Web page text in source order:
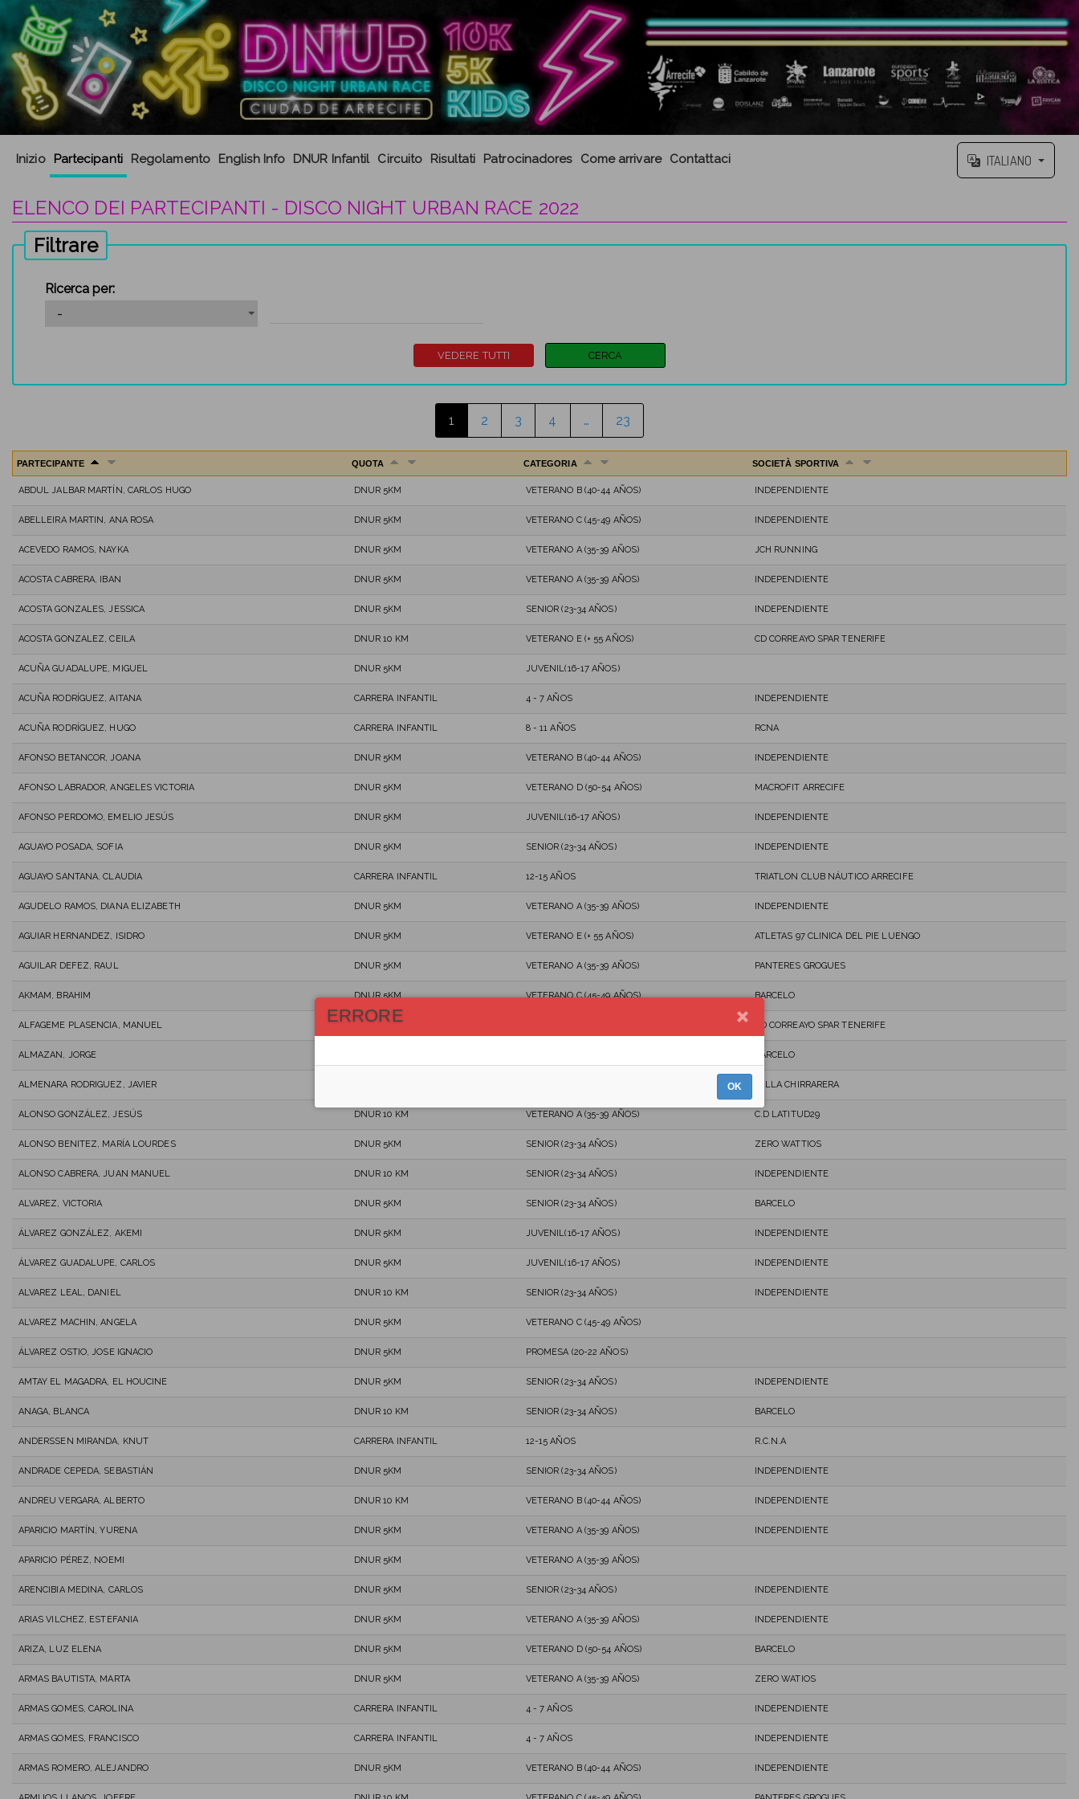
Inizio Partecipanti Regolamento English Info DNUR Infantil Circuito Risultati Patrocinadores Come arrivare Contattaci ITALIANO
ELENCO DEI PARTECIPANTI - DISCO NIGHT URBAN RACE 2022
Filtrare
Ricerca per:
1 2 3 4 … 23
PARTECIPANTE QUOTA CATEGORIA SOCIETÀ SPORTIVA
ABDUL JALBAR MARTÍN, CARLOS HUGO DNUR 5KM VETERANO B (40-44 AÑOS) INDEPENDIENTE
ABELLEIRA MARTIN, ANA ROSA DNUR 5KM VETERANO C (45-49 AÑOS) INDEPENDIENTE
ACEVEDO RAMOS, NAYKA DNUR 5KM VETERANO A (35-39 AÑOS) JCH RUNNING
ACOSTA CABRERA, IBAN DNUR 5KM VETERANO A (35-39 AÑOS) INDEPENDIENTE
ACOSTA GONZALES, JESSICA DNUR 5KM SENIOR (23-34 AÑOS) INDEPENDIENTE
ACOSTA GONZALEZ, CEILA DNUR 10 KM VETERANO E (+ 55 AÑOS) CD CORREAYO SPAR TENERIFE
ACUÑA GUADALUPE, MIGUEL DNUR 5KM JUVENIL(16-17 AÑOS)
ACUÑA RODRÍGUEZ, AITANA CARRERA INFANTIL 4 - 7 AÑOS INDEPENDIENTE
ACUÑA RODRÍGUEZ, HUGO CARRERA INFANTIL 8 - 11 AÑOS RCNA
AFONSO BETANCOR, JOANA DNUR 5KM VETERANO B (40-44 AÑOS) INDEPENDIENTE
AFONSO LABRADOR, ANGELES VICTORIA DNUR 5KM VETERANO D (50-54 AÑOS) MACROFIT ARRECIFE
AFONSO PERDOMO, EMELIO JESÚS DNUR 5KM JUVENIL(16-17 AÑOS) INDEPENDIENTE
AGUAYO POSADA, SOFIA DNUR 5KM SENIOR (23-34 AÑOS) INDEPENDIENTE
AGUAYO SANTANA, CLAUDIA CARRERA INFANTIL 12-15 AÑOS TRIATLON CLUB NÁUTICO ARRECIFE
AGUDELO RAMOS, DIANA ELIZABETH DNUR 5KM VETERANO A (35-39 AÑOS) INDEPENDIENTE
AGUIAR HERNANDEZ, ISIDRO DNUR 5KM VETERANO E (+ 55 AÑOS) ATLETAS 97 CLINICA DEL PIE LUENGO
AGUILAR DEFEZ, RAUL DNUR 5KM VETERANO A (35-39 AÑOS) PANTERES GROGUES
AKMAM, BRAHIM DNUR 5KM VETERANO C (45-49 AÑOS) BARCELO
ALFAGEME PLASENCIA, MANUEL DNUR 10 KM CD CORREAYO SPAR TENERIFE
ALMAZAN, JORGE BARCELO
ALMENARA RODRIGUEZ, JAVIER MILLA CHIRRARERA
ALONSO GONZÁLEZ, JESÚS DNUR 10 KM VETERANO A (35-39 AÑOS) C.D LATITUD29
ALONSO BENITEZ, MARÍA LOURDES DNUR 5KM SENIOR (23-34 AÑOS) ZERO WATTIOS
ALONSO CABRERA, JUAN MANUEL DNUR 10 KM SENIOR (23-34 AÑOS) INDEPENDIENTE
ALVAREZ, VICTORIA DNUR 5KM SENIOR (23-34 AÑOS) BARCELO
ÁLVAREZ GONZÁLEZ, AKEMI DNUR 5KM JUVENIL(16-17 AÑOS) INDEPENDIENTE
ÁLVAREZ GUADALUPE, CARLOS DNUR 5KM JUVENIL(16-17 AÑOS) INDEPENDIENTE
ALVAREZ LEAL, DANIEL DNUR 10 KM SENIOR (23-34 AÑOS) INDEPENDIENTE
ALVAREZ MACHIN, ANGELA DNUR 5KM VETERANO C (45-49 AÑOS)
ÁLVAREZ OSTIO, JOSE IGNACIO DNUR 5KM PROMESA (20-22 AÑOS)
AMTAY EL MAGADRA, EL HOUCINE DNUR 5KM SENIOR (23-34 AÑOS) INDEPENDIENTE
ANAGA, BLANCA DNUR 10 KM SENIOR (23-34 AÑOS) BARCELO
ANDERSSEN MIRANDA, KNUT CARRERA INFANTIL 12-15 AÑOS R.C.N.A
ANDRADE CEPEDA, SEBASTIÁN DNUR 5KM SENIOR (23-34 AÑOS) INDEPENDIENTE
ANDREU VERGARA, ALBERTO DNUR 10 KM VETERANO B (40-44 AÑOS) INDEPENDIENTE
APARICIO MARTÍN, YURENA DNUR 5KM VETERANO A (35-39 AÑOS) INDEPENDIENTE
APARICIO PÉREZ, NOEMI DNUR 5KM VETERANO A (35-39 AÑOS)
ARENCIBIA MEDINA, CARLOS DNUR 5KM SENIOR (23-34 AÑOS) INDEPENDIENTE
ARIAS VILCHEZ, ESTEFANIA DNUR 5KM VETERANO A (35-39 AÑOS) INDEPENDIENTE
ARIZA, LUZ ELENA DNUR 5KM VETERANO D (50-54 AÑOS) BARCELO
ARMAS BAUTISTA, MARTA DNUR 5KM VETERANO A (35-39 AÑOS) ZERO WATIOS
ARMAS GOMES, CAROLINA CARRERA INFANTIL 4 - 7 AÑOS INDEPENDIENTE
ARMAS GOMES, FRANCISCO CARRERA INFANTIL 4 - 7 AÑOS INDEPENDIENTE
ARMAS ROMERO, ALEJANDRO DNUR 5KM VETERANO B (40-44 AÑOS) INDEPENDIENTE
ERRORE
OK